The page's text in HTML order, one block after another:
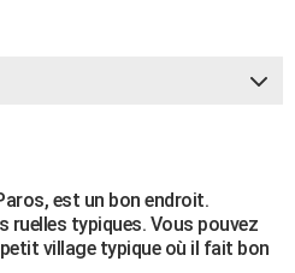
est un bon endroit.
ruelles typiques. Vous pouvez
village typique où il fait bon